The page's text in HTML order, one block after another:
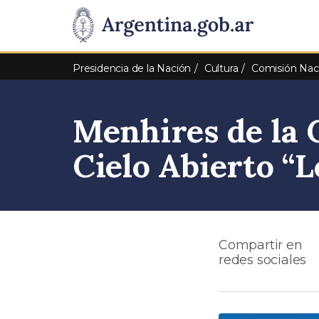
Presidencia
de
Pasar al contenido principal
Presidencia de la Nación Cultura Comisión
Menhires de la
Cielo Abierto
Compartir en
redes sociales